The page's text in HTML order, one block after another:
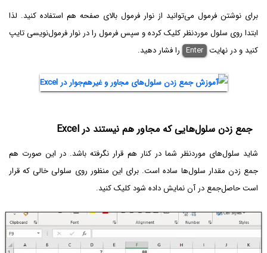
برای نوشتن فرمول می‌توانید از نوار فرمول بالای صفحه هم استفاده کنید. لذا
ابتدا روی سلول موردنظر کلیک کرده و سپس فرمول را در نوار فرمول‌نویسی تایپ
کنید و در نهایت Enter را فشار دهید.
جمع زدن سلول‌هایی که مجاور هم نیستند در Excel
شاید سلول‌های موردنظر شما در کنار هم قرار نگرفته باشد. در این صورت هم
جمع زدن مقدار سلول‌ها ساده است. برای این منظور روی سلولی خالی که قرار
است حاصل‌جمع در آن نمایش داده شود کلیک کنید.